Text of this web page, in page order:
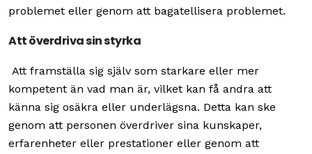
problemet eller genom att bagatellisera problemet.
Att överdriva sin styrka
Att framställa sig själv som starkare eller mer
kompetent än vad man är, vilket kan få andra att
känna sig osäkra eller underlägsna. Detta kan ske
genom att personen överdriver sina kunskaper,
erfarenheter eller prestationer eller genom att